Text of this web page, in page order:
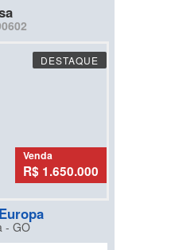
DESTAQUE
Venda
R$ 1.650.000
- GO